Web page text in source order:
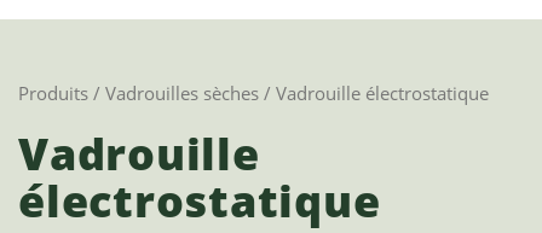
Produits / Vadrouilles sèches / Vadrouille électrostatique
Vadrouille
électrostatique